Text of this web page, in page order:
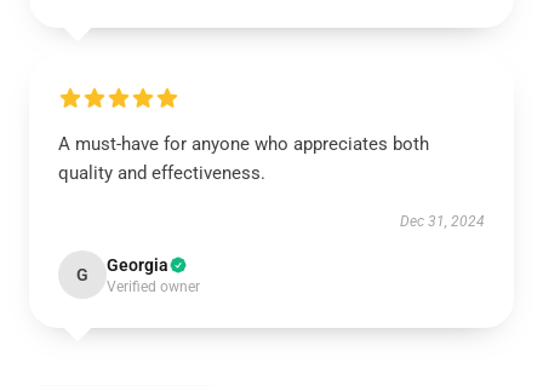
A must-have for anyone who appreciates both
quality and effectiveness.
Dec 31, 2024
G Georgia
Verified owner